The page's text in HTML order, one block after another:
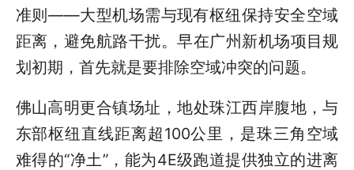
准则——大型机场需与现有枢纽保持安全空域
距离，避免航路干扰。早在广州新机场项目规
划初期，首先就是要排除空域冲突的问题。
佛山高明更合镇场址，地处珠江西岸腹地，与
东部枢纽直线距离超100公里，是珠三角空域
难得的“净土”，能为4E级跑道提供独立的进离